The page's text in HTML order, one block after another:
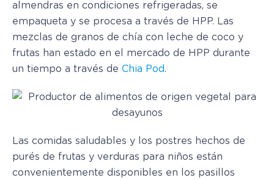
almendras en condiciones refrigeradas, se
empaqueta y se procesa a través de HPP. Las
mezclas de granos de chía con leche de coco y
frutas han estado en el mercado de HPP durante
un tiempo a través de Chia Pod.
Las comidas saludables y los postres hechos de
purés de frutas y verduras para niños están
convenientemente disponibles en los pasillos